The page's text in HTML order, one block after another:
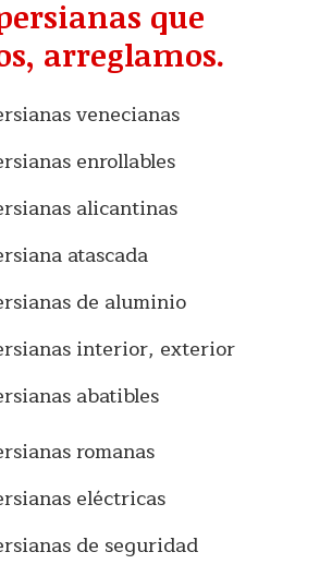
que
arreglamos.
venecianas
enrollables
alicantinas
atascada
de aluminio
interior, exterior
abatibles
romanas
eléctricas
de seguridad